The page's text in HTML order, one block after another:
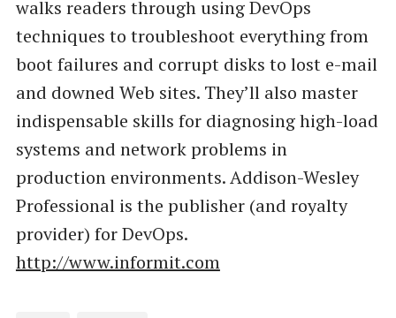
walks readers through using DevOps
techniques to troubleshoot everything from
boot failures and corrupt disks to lost e-mail
and downed Web sites. They’ll also master
indispensable skills for diagnosing high-load
systems and network problems in
production environments. Addison-Wesley
Professional is the publisher (and royalty
provider) for DevOps.
http://www.informit.com